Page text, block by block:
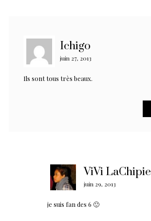
Ichigo
juin 27, 2013
Ils sont tous très beaux.
ViVi LaChipie
juin 29, 2013
je suis fan des 6 🙂